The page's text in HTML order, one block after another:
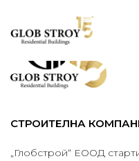
СТРОИТЕЛНА
„Глобстрой“ ЕООД